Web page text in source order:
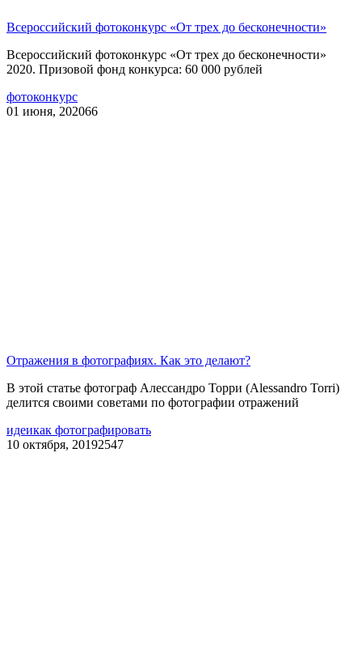
Всероссийский фотоконкурс «От трех до бесконечности»
Всероссийский фотоконкурс «От трех до бесконечности»
2020. Призовой фонд конкурса: 60 000 рублей
фотоконкурс
01 июня, 202066
Отражения в фотографиях. Как это делают?
В этой статье фотограф Алессандро Торри (Alessandro Torri)
делится своими советами по фотографии отражений
идеикак фотографировать
10 октября, 20192547